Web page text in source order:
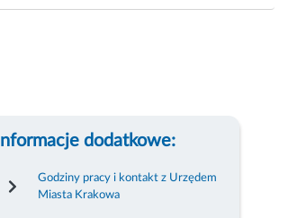
Informacje dodatkowe:
Godziny pracy i kontakt z Urzędem
Miasta Krakowa